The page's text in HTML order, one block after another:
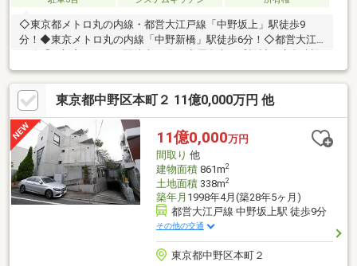
◇東京都メトロ丸の内線・都営大江戸線「中野坂上」駅徒歩9
分！◆東京メトロ丸の内線「中野新橋」駅徒歩6分！◇都営大江
施工！◇延床面積861平米(約260坪)、4階建て地下1階付RC造！◆
地下駐車場は最大8台駐車可能！(高さ制限あり)◇現在は事務所兼
自宅としてご利用中！◆事務所、音楽ホール、神社、教会、礼拝
堂等多様の用途で検討いただけます！◇1階から4階までのエレベ
ーターあり！◆2階ホールは天窓やステンドグラスあり！
東京都中野区本町２ 11億0,000万円 他
11億0,000万円
間取り 他
建物面積861m2
土地面積338m2
築年月 1998年4月(築28年5ヶ月)
都営大江戸線 中野坂上駅 徒歩9分
その他の交通
東京都中野区本町２